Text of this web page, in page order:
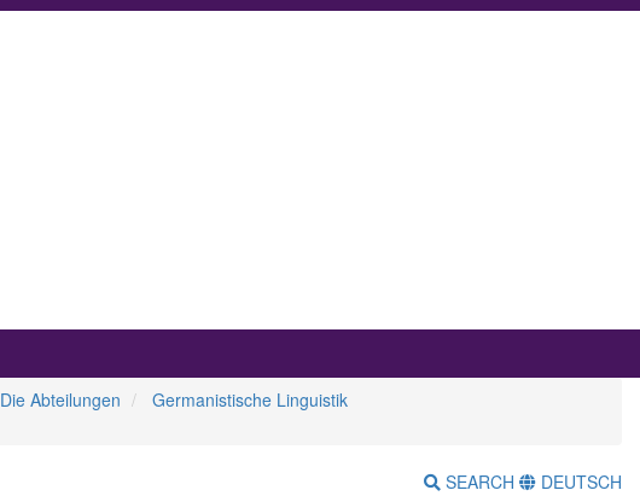
Die Abteilungen
Germanistische Linguistik
SEARCH DEUTSCH